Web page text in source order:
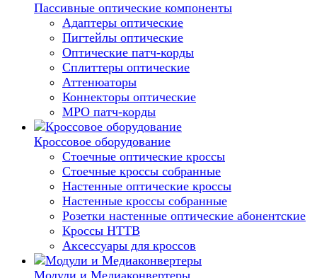
Пассивные оптические компоненты
Адаптеры оптические
Пигтейлы оптические
Оптические патч-корды
Сплиттеры оптические
Аттенюаторы
Коннекторы оптические
MPO патч-корды
Кроссовое оборудование
Стоечные оптические кроссы
Стоечные кроссы собранные
Настенные оптические кроссы
Настенные кроссы собранные
Розетки настенные оптические абонентские
Кроссы HTTB
Аксессуары для кроссов
Модули и Медиаконвертеры